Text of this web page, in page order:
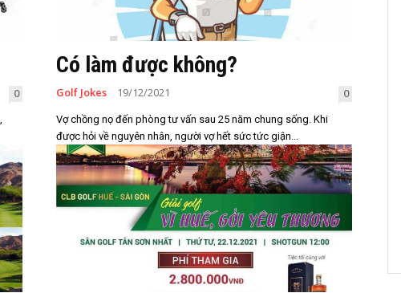
0
Có làm được không?
Golf Jokes 19/12/2021 0
Vợ chồng nọ đến phòng tư vấn sau 25 năm chung sống. Khi
được hỏi về nguyên nhân, người vợ hết sức tức giận...